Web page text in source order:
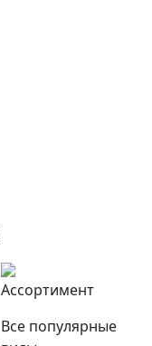
Ассортимент
Все популярные